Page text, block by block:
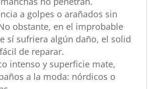
a golpes o arañados sin
obstante, en el improbable
sí sufriera algún daño, el solid
de reparar.
intenso y superficie mate,
a la moda: nórdicos o